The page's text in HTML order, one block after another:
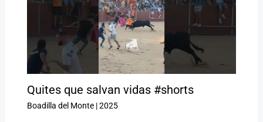
Quites que salvan vidas #shorts
Boadilla del Monte|2025